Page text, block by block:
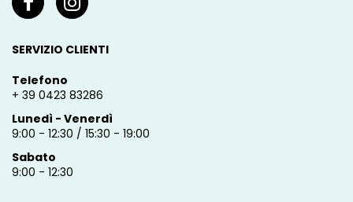
SERVIZIO CLIENTI
Telefono
+ 39 0423 83286
Lunedì - Venerdì
9:00 - 12:30 / 15:30 - 19:00
Sabato
9:00 - 12:30